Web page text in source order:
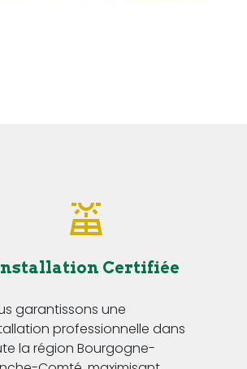
Certifiée
garantissons une
professionnelle dans
la région Bourgogne-